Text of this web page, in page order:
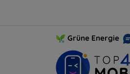
Grüne Energie